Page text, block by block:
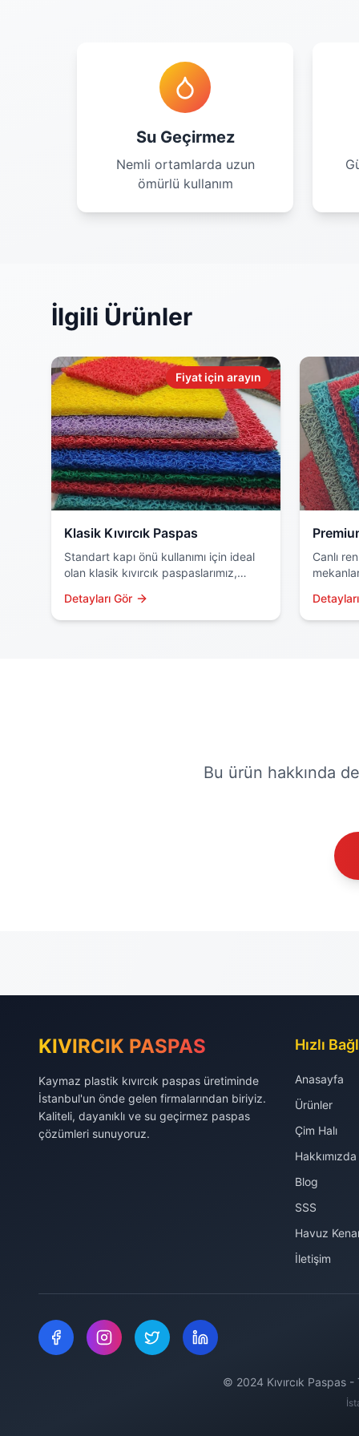
Su Geçirmez
Nemli ortamlarda uzun
ömürlü kullanım
İlgili Ürünler
Fiyat için arayın
Klasik Kıvırcık Paspas
Standart kapı önü kullanımı için ideal
olan klasik kıvırcık paspaslarımız,
özellikleriyle dikkat çeker. Dayanıklı
PVC malzemeden üretilir.
Detayları Gör
Canlı
kullanılır.
Bu ürün hakkında
KIVIRCIK PASPAS
Kaymaz plastik kıvırcık paspas üretiminde
İstanbul'un önde gelen firmalarından biriyiz.
Kaliteli, dayanıklı ve su geçirmez paspas
çözümleri sunuyoruz.
Hızlı
Anasayfa
Ürünler
Çim Halı
Hakkımızda
Blog
SSS
Havuz
İletişim
© 2024 Kıvırcık Paspas -